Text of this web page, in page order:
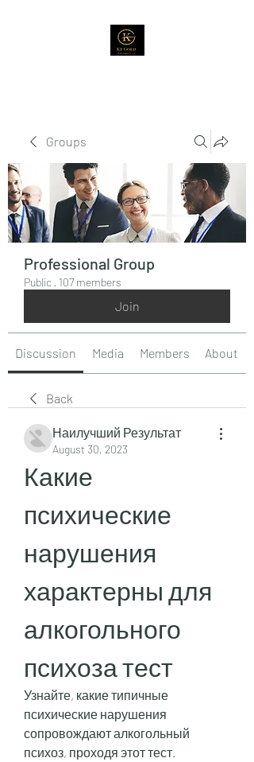
Groups
Professional Group
Public · 107 members
Join
Discussion Media Members About
Back
Наилучший Результат
August 30, 2023
Какие
психические
нарушения
характерны для
алкогольного
психоза тест
Узнайте, какие типичные
психические нарушения
сопровождают алкогольный
психоз, проходя этот тест.